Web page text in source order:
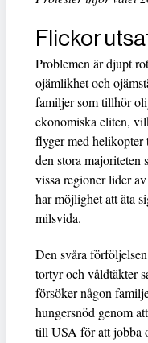
Flickor
Problemen är djupt
ojämlikhet och
familjer som tillhör
ekonomiska eliten,
flyger med
den stora majoriteten
vissa regioner lider
har möjlighet att äta
milsvida.
Den svåra
tortyr och våldtäkter
försöker någon
hungersnöd genom
till USA för att jobba